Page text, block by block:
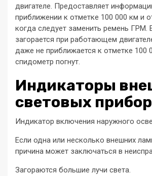
двигателе. Предоставляет
приближении к отметке 100 000 км и
когда следует заменить ремень ГРМ.
загорается при работающем
даже не приближается к отметке 100
спидометр погнут.
Индикаторы
световых
Индикатор включения наружного
Если одна или несколько внешних
причина может заключаться в
Загораются большие лучи света.